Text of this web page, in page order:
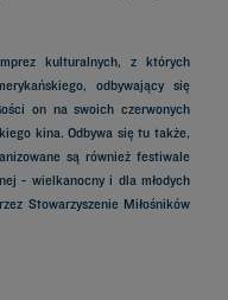
kulturalnych, z których
odbywający się
on na swoich czerwonych
kina. Odbywa się tu także,
są również festiwale
- wielkanocny i dla młodych
Stowarzyszenie Miłośników